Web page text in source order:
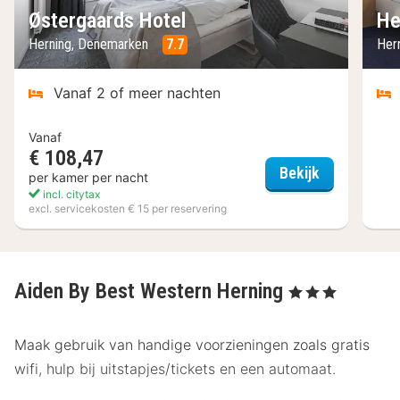
Østergaards Hotel
Herning, Denemarken 7.7
Vanaf 2 of meer nachten
Vanaf
€ 108,47
per kamer per nacht
incl. citytax
excl. servicekosten € 15 per reservering
Bekijk
Aiden By Best Western Herning , 3 Sterren
Maak gebruik van handige voorzieningen zoals gratis
wifi, hulp bij uitstapjes/tickets en een automaat.